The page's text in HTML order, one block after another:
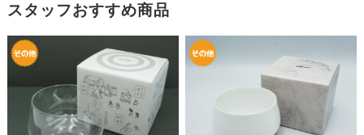
スタッフおすすめ商品